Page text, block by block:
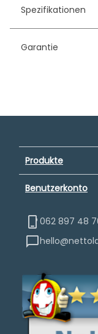
Spezifikationen
Garantie
Produkte
Benutzerkonto
062 897 48